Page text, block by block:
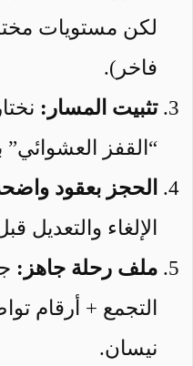
لكن مستويات
فاخر).
تثبيت المسار:
“القفز العشوائي”
الحجز بعقود
الإلغاء والتعديل
ملف رحلة جاهز:
التجمع + أرقام
نيسان.